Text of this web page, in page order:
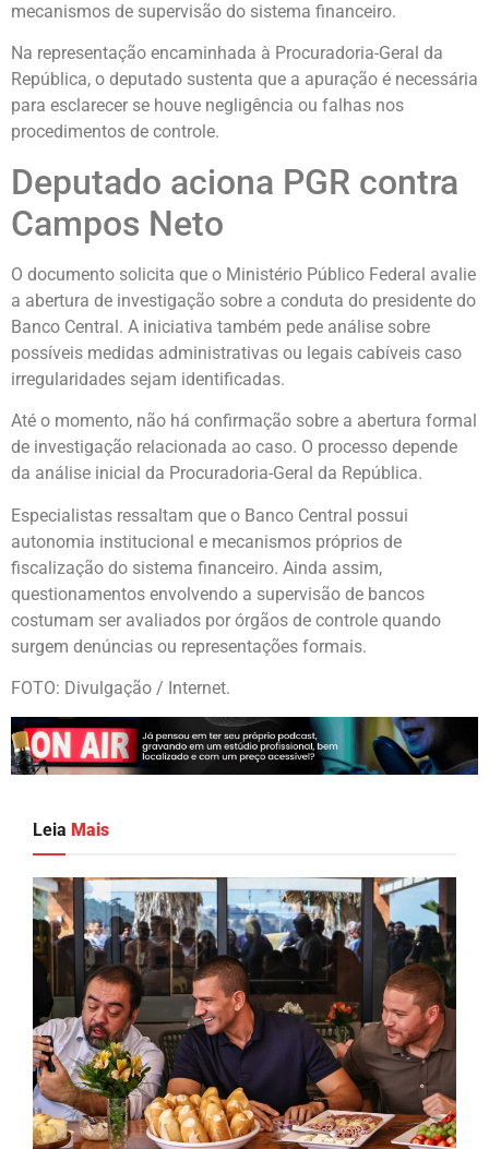
mecanismos de supervisão do sistema financeiro.
Na representação encaminhada à Procuradoria-Geral da
República, o deputado sustenta que a apuração é necessária
para esclarecer se houve negligência ou falhas nos
procedimentos de controle.
Deputado aciona PGR contra
Campos Neto
O documento solicita que o Ministério Público Federal avalie
a abertura de investigação sobre a conduta do presidente do
Banco Central. A iniciativa também pede análise sobre
possíveis medidas administrativas ou legais cabíveis caso
irregularidades sejam identificadas.
Até o momento, não há confirmação sobre a abertura formal
de investigação relacionada ao caso. O processo depende
da análise inicial da Procuradoria-Geral da República.
Especialistas ressaltam que o Banco Central possui
autonomia institucional e mecanismos próprios de
fiscalização do sistema financeiro. Ainda assim,
questionamentos envolvendo a supervisão de bancos
costumam ser avaliados por órgãos de controle quando
surgem denúncias ou representações formais.
FOTO: Divulgação / Internet.
Leia Mais